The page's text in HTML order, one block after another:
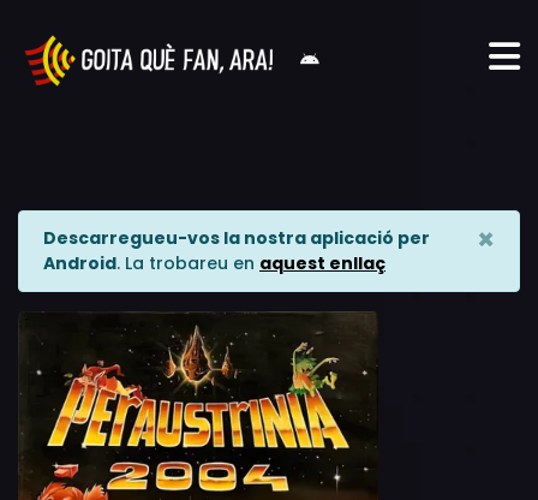
Descarregueu-vos la nostra aplicació per
Android. La trobareu en aquest enllaç
×